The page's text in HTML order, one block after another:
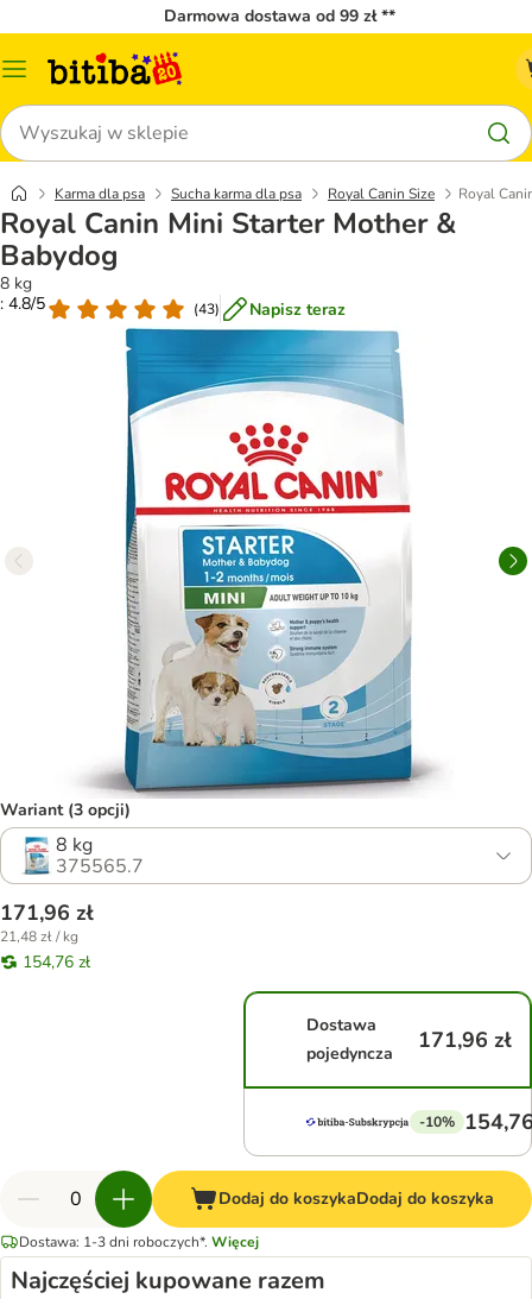
Darmowa dostawa od 99 zł **
Menu
Szukaj
Karma dla psa Sucha karma dla psa Royal Canin Size Royal
Royal Canin Mini Starter Mother &
Babydog
8 kg
: 4.8/5
(43) Napisz teraz
Wariant (3 opcji)
8 kg
375565.7
171,96 zł
21,48 zł / kg
154,76 zł
Dostawa
pojedyncza
171,96 zł
-10%
Dodaj do koszykaDodaj do koszyka
Dostawa: 1-3 dni roboczych*. Więcej
Najczęściej kupowane razem